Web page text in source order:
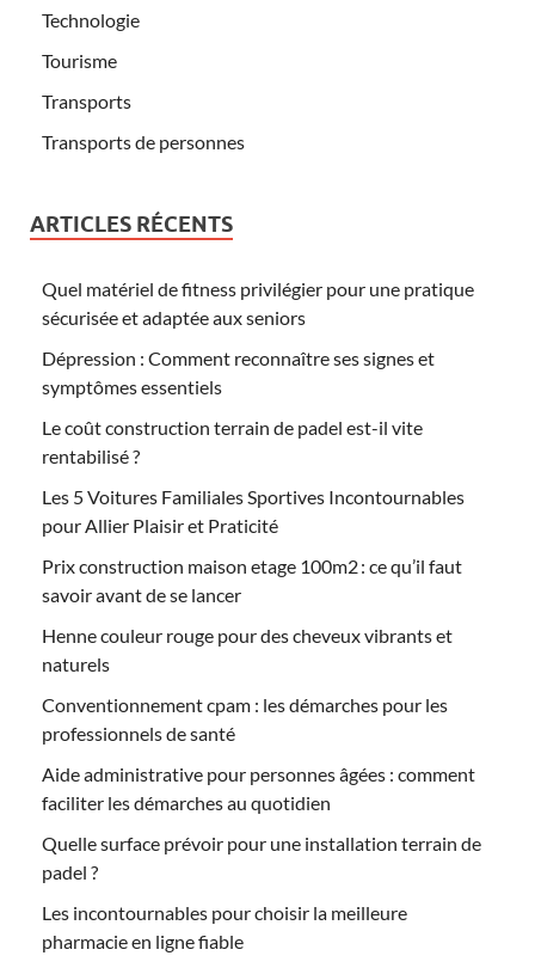
Technologie
Tourisme
Transports
Transports de personnes
ARTICLES RÉCENTS
Quel matériel de fitness privilégier pour une pratique
sécurisée et adaptée aux seniors
Dépression : Comment reconnaître ses signes et
symptômes essentiels
Le coût construction terrain de padel est-il vite
rentabilisé ?
Les 5 Voitures Familiales Sportives Incontournables
pour Allier Plaisir et Praticité
Prix construction maison etage 100m2 : ce qu’il faut
savoir avant de se lancer
Henne couleur rouge pour des cheveux vibrants et
naturels
Conventionnement cpam : les démarches pour les
professionnels de santé
Aide administrative pour personnes âgées : comment
faciliter les démarches au quotidien
Quelle surface prévoir pour une installation terrain de
padel ?
Les incontournables pour choisir la meilleure
pharmacie en ligne fiable